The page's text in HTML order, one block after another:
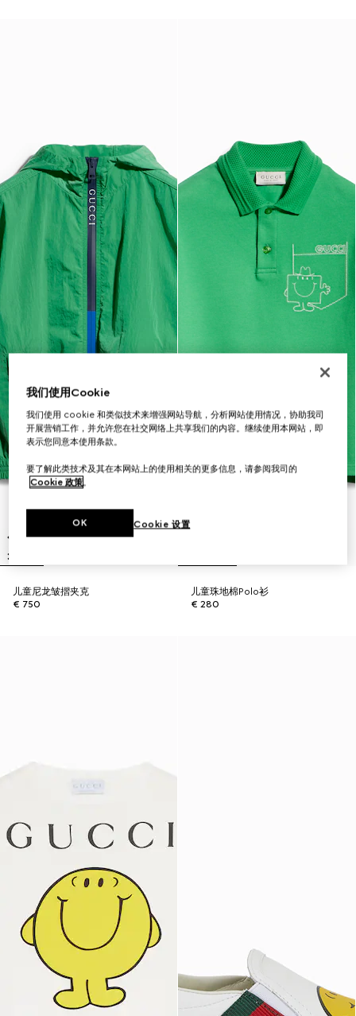
儿童尼龙皱摺夹克
€ 750
儿童珠地棉Polo衫
€ 280
我们使用Cookie
我们使用 cookie 和类似技术来增强网站导航，分析网站使用情况，协助我司
开展营销工作，并允许您在社交网络上共享我们的内容。继续使用本网站，即
表示您同意本使用条款。
要了解此类技术及其在本网站上的使用相关的更多信息，请参阅我司的
Cookie 政策。
Cookie 设置
OK